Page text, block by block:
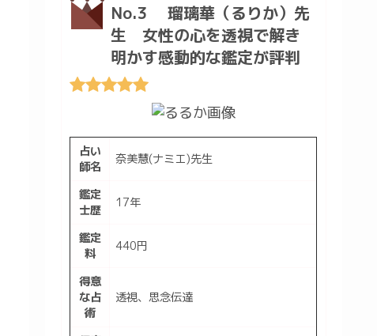
No.3 瑠璃華（るりか）先
生 女性の心を透視で解き
明かす感動的な鑑定が評判
占い
師名
奈美慧(ナミエ)先生
鑑定
士歴
17年
鑑定
料
440円
得意
な占
術
透視、思念伝達